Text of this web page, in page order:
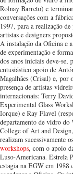
Rolnay Barreto) e
conversações com a
1997, para a realização
artistas e designers
A instalação da Oficina e
de experimentação e
dos anos iniciais deve-se,
entusiástico apoio de
Magalhães (Crisal) e, por
presença de artistas-
internacionais: Terry
Experimental Glass
Iorque) e Ray Flavel
departamento de vidro do
College of Art and
realizam sucessivamente
workshops, com o apoio
Luso-Americana. Estrela
estagia na EGW em 1988